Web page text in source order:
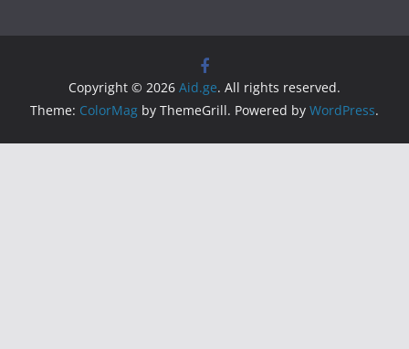
Copyright © 2026 Aid.ge. All rights reserved.
Theme: ColorMag by ThemeGrill. Powered by WordPress.